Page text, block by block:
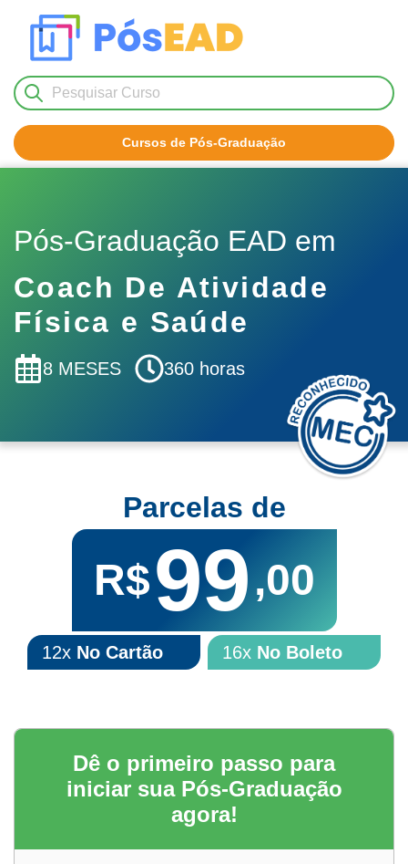
Cursos de Pós-Graduação
Pós-Graduação EAD em
Coach De Atividade
Física e Saúde
8 MESES 360 horas
Parcelas de
R$99,00
12x No Cartão 16x No Boleto
Dê o primeiro passo para
iniciar sua Pós-Graduação
agora!